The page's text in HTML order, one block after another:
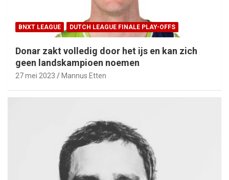
BNXT LEAGUE DUTCH LEAGUE FINALE PLAY-OFFS
Donar zakt volledig door het ijs en kan zich
geen landskampioen noemen
27 mei 2023 Mannus Etten